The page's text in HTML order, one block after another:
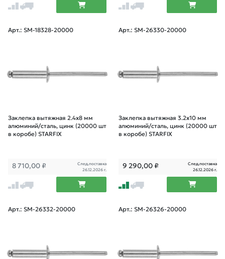
Арт.: SM-18328-20000
Заклепка вытяжная 2.4х8 мм
алюминий/сталь, цинк (20000 шт
в коробе) STARFIX
8 710,00 ₽
След.поставка
26.12.2026 г.
Арт.: SM-26330-20000
Заклепка вытяжная 3.2х10 мм
алюминий/сталь, цинк (20000 шт
в коробе) STARFIX
9 290,00₽
След.поставка
26.12.2026 г.
Арт.: SM-26332-20000 Арт.: SM-26326-20000